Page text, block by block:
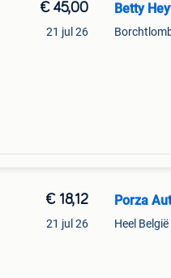
€ 45,00
21 jul 26
Betty
€ 18,12
21 jul 26
Porza
Heel België